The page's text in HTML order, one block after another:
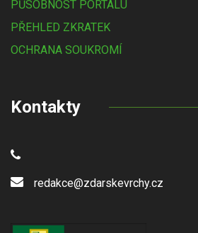
PŮSOBNOST PORTÁLU
PŘEHLED ZKRATEK
OCHRANA SOUKROMÍ
Kontakty
redakce@zdarskevrchy.cz